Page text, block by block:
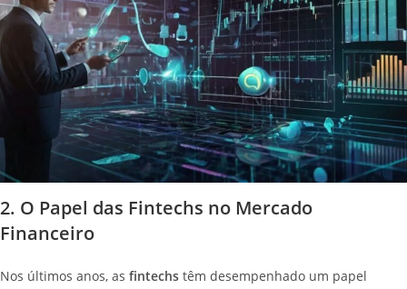
2. O Papel das Fintechs no Mercado
Financeiro
Nos últimos anos, as fintechs têm desempenhado um papel